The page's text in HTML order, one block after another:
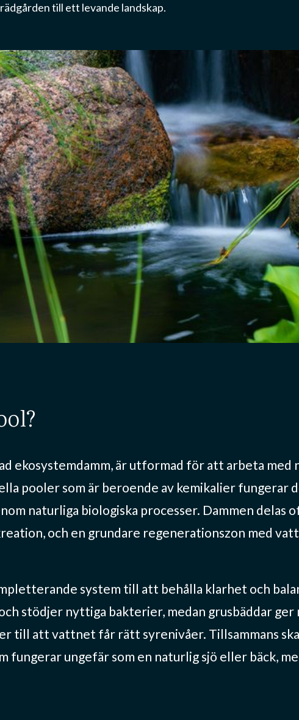
till ett levande landskap.
ekosystemdamm, är utformad för att arbeta
pooler som är beroende av kemikalier fungerar
naturliga biologiska processer. Dammen delas
och en grundare regenerationszon med
system till att behålla klarhet och
stödjer nyttiga bakterier, medan grusbäddar
till att vattnet får rätt syrenivåer. Tillsammans
fungerar ungefär som en naturlig sjö eller bäck,